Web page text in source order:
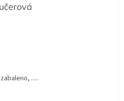
je 5 z 5 hvězdiček.
je 5 z 5 hvězdiček.
.....